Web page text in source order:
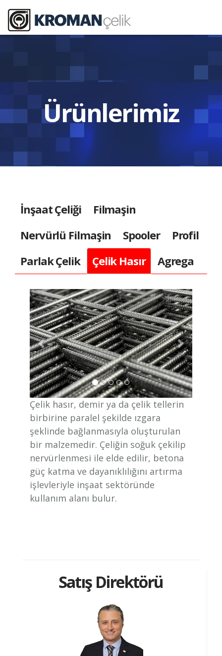
Ürünlerimiz
İnşaat Çeliği
Filmaşin
Nervürlü Filmaşin
Spooler
Profil
Parlak Çelik
Çelik Hasır Agrega
Çelik hasır, demir ya da çelik tellerin
birbirine paralel şekilde ızgara
şeklinde bağlanmasıyla oluşturulan
bir malzemedir. Çeliğin soğuk çekilip
nervürlenmesi ile elde edilir, betona
güç katma ve dayanıklılığını artırma
işlevleriyle inşaat sektöründe
kullanım alanı bulur.
Satış Direktörü